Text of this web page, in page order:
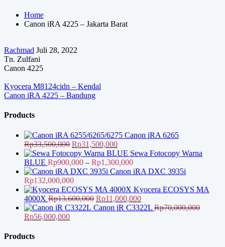
Home
Canon iRA 4225 – Jakarta Barat
Rachmad Juli 28, 2022
Tn. Zulfani
Canon 4225
Navigasi
pos
Kyocera M8124cidn – Kendal
Canon iRA 4225 – Bandung
Products
Canon iRA 6265
Rp33,500,000 Harga
aslinya
adalah:
Rp33,500,000.
Rp31,500,000Harga
saat
ini
adalah:
Sewa Fotocopy Warna
BLUE Rp900,000 – Rp1,300,000Rentang
harga:
hingga
Rp1,300,000
Canon iRA DXC 3935i
Rp132,000,000
Kyocera ECOSYS MA
4000X Rp13,600,000 Harga
aslinya
Rp11,000,000Harga
saat
Canon iR C3322L Rp70,000,000
Harga
adalah:
Rp56,000,000Harga
Products